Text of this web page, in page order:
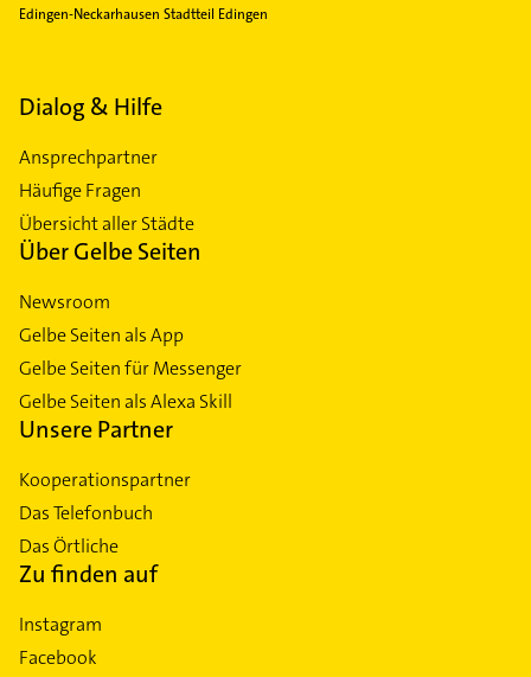
Edingen-Neckarhausen Stadtteil Edingen
Dialog & Hilfe
Ansprechpartner
Häufige Fragen
Übersicht aller Städte
Über Gelbe Seiten
Newsroom
Gelbe Seiten als App
Gelbe Seiten für Messenger
Gelbe Seiten als Alexa Skill
Unsere Partner
Kooperationspartner
Das Telefonbuch
Das Örtliche
Zu finden auf
Instagram
Facebook